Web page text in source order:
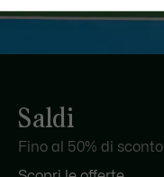
Saldi
Fino al 50% di sconto